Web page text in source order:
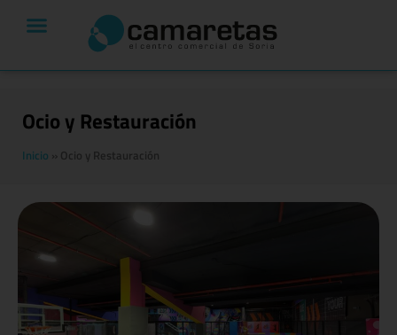
Ocio y Restauración
Inicio » Ocio y Restauración